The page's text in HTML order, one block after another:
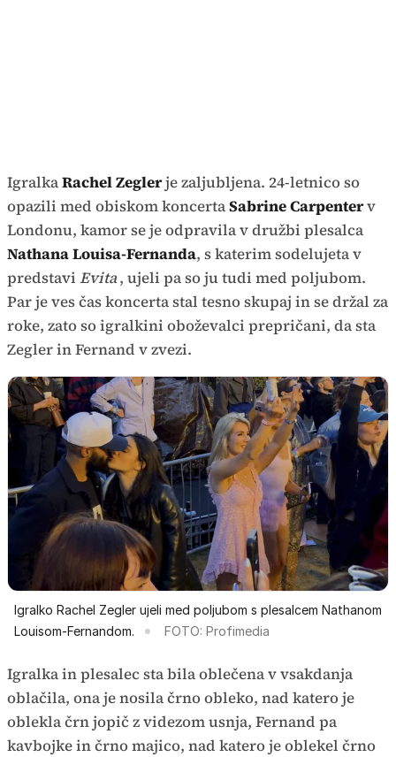
IgralkaRachel Zeglerje zaljubljena. 24-letnico so
opazili med obiskom koncertaSabrine Carpenterv
Londonu, kamor se je odpravila v družbi plesalca
Nathana Louisa-Fernanda, s katerim sodelujeta v
predstavi Evita, ujeli pa so ju tudi med poljubom.
Par je ves čas koncerta stal tesno skupaj in se držal za
roke, zato so igralkini oboževalci prepričani, da sta
Zegler in Fernand v zvezi.
Igralko Rachel Zegler ujeli med poljubom s plesalcem Nathanom
Louisom-Fernandom.
FOTO: Profimedia
Igralka in plesalec sta bila oblečena v vsakdanja
oblačila, ona je nosila črno obleko, nad katero je
oblekla črn jopič z videzom usnja, Fernand pa
kavbojke in črno majico, nad katero je oblekel črno